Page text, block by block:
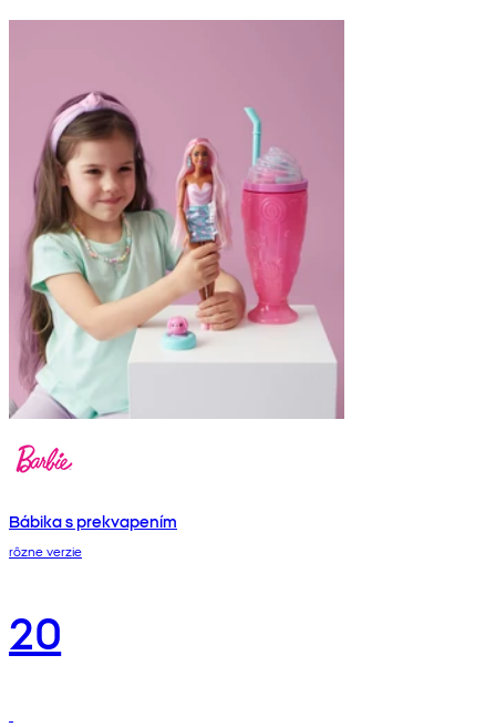
Bábika s prekvapením
rôzne verzie
20